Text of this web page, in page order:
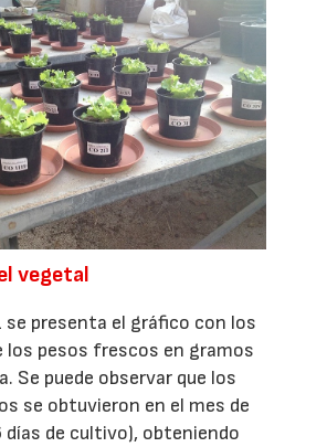
vegetal
se presenta el gráfico con los
los pesos frescos en gramos
Se puede observar que los
se obtuvieron en el mes de
de cultivo), obteniendo